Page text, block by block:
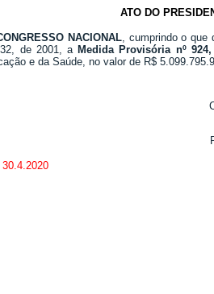
ATO DO
NACIONAL, cumprindo o que
de 2001, a Medida Provisória nº
e da Saúde, no valor de R$